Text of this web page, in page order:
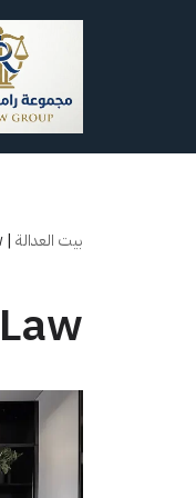
المحتوى
بيت العدالة |